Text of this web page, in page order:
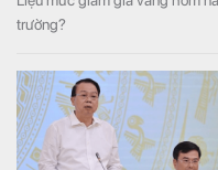
trường?